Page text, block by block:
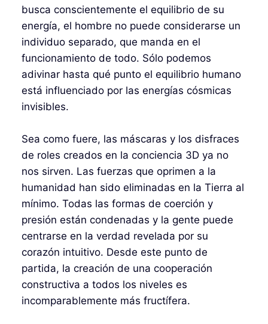
busca conscientemente el equilibrio de su
energía, el hombre no puede considerarse un
individuo separado, que manda en el
funcionamiento de todo. Sólo podemos
adivinar hasta qué punto el equilibrio humano
está influenciado por las energías cósmicas
invisibles.
Sea como fuere, las máscaras y los disfraces
de roles creados en la conciencia 3D ya no
nos sirven. Las fuerzas que oprimen a la
humanidad han sido eliminadas en la Tierra al
mínimo. Todas las formas de coerción y
presión están condenadas y la gente puede
centrarse en la verdad revelada por su
corazón intuitivo. Desde este punto de
partida, la creación de una cooperación
constructiva a todos los niveles es
incomparablemente más fructífera.